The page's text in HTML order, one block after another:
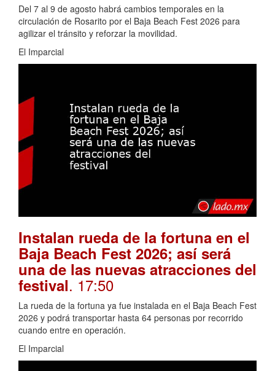
Del 7 al 9 de agosto habrá cambios temporales en la
circulación de Rosarito por el Baja Beach Fest 2026 para
agilizar el tránsito y reforzar la movilidad.
El Imparcial
Instalan rueda de la fortuna en el
Baja Beach Fest 2026; así será
una de las nuevas atracciones del
festival. 17:50
La rueda de la fortuna ya fue instalada en el Baja Beach Fest
2026 y podrá transportar hasta 64 personas por recorrido
cuando entre en operación.
El Imparcial